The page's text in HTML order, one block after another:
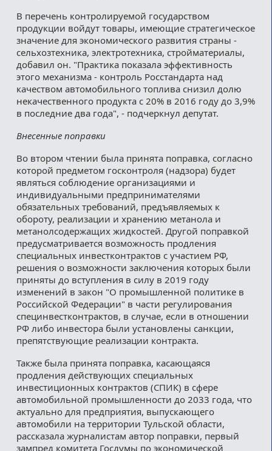
В перечень контролируемой государством
продукции войдут товары, имеющие стратегическое
значение для экономического развития страны -
сельхозтехника, электротехника, стройматериалы,
добавил он. "Практика показала эффективность
этого механизма - контроль Росстандарта над
качеством автомобильного топлива снизил долю
некачественного продукта с 20% в 2016 году до 3,9%
в последние два года", - подчеркнул депутат.
Внесенные поправки
Во втором чтении была принята поправка, согласно
которой предметом госконтроля (надзора) будет
являться соблюдение организациями и
индивидуальными предпринимателями
обязательных требований, предъявляемых к
обороту, реализации и хранению метанола и
метанолсодержащих жидкостей. Другой поправкой
предусматривается возможность продления
специальных инвестконтрактов с участием РФ,
решения о возможности заключения которых были
приняты до вступления в силу в 2019 году
изменений в закон "О промышленной политике в
Российской Федерации" в части регулирования
специнвестконтрактов, в случае, если в отношении
РФ либо инвестора были установлены санкции,
препятствующие реализации контракта.
Также была принята поправка, касающаяся
продления действующих специальных
инвестиционных контрактов (СПИК) в сфере
автомобильной промышленности до 2033 года, что
актуально для предприятия, выпускающего
автомобили на территории Тульской области,
рассказала журналистам автор поправки, первый
зампред комитета Госдумы по экономической